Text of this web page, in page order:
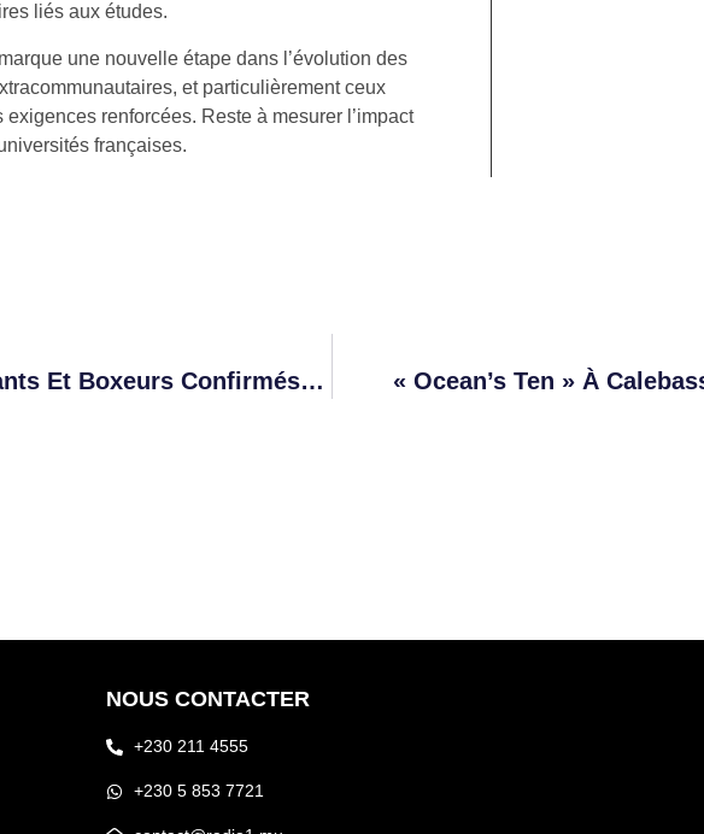
liés aux études.
une nouvelle étape dans l’évolution des
et particulièrement ceux
renforcées. Reste à mesurer l’impact
françaises.
Kick Boxing : Plusieurs Débutants Et Boxeurs Confirmés Ont Assuré Lors Du Championnat De Maurice Disputé Samedi Dernier À Olivia « Ocean’s Ten » À
NOUS CONTACTER
+230 211 4555
+230 5 853 7721